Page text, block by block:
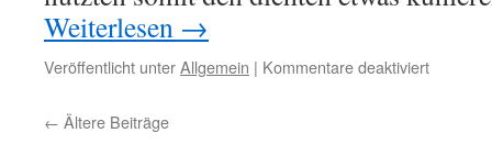
Weiterlesen →
Veröffentlicht unterAllgemein | Kommentare deaktiviertfür
← Ältere Beiträge